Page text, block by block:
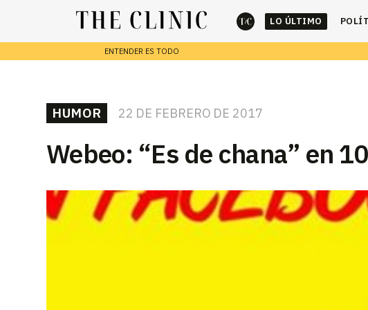
LO ÚLTIMO
REPORTAJES
ENTENDER ES TODO
Escribe lo que deseas y presiona enter para buscar
cerrar
HUMOR 22 DE FEBRERO DE 2017
Webeo: “Es de chana” en